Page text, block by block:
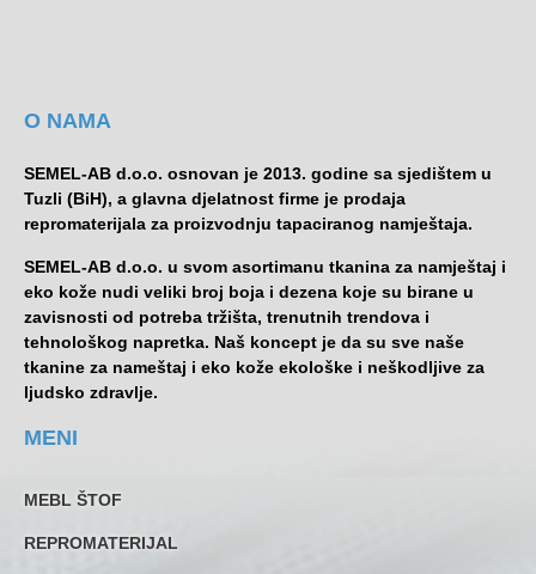
O NAMA
SEMEL-AB d.o.o. osnovan je 2013. godine sa sjedištem u
Tuzli (BiH), a glavna djelatnost firme je prodaja
repromaterijala za proizvodnju tapaciranog namještaja.
SEMEL-AB d.o.o. u svom asortimanu tkanina za namještaj i
eko kože nudi veliki broj boja i dezena koje su birane u
zavisnosti od potreba tržišta, trenutnih trendova i
tehnološkog napretka. Naš koncept je da su sve naše
tkanine za nameštaj i eko kože ekološke i neškodljive za
ljudsko zdravlje.
MENI
MEBL ŠTOF
REPROMATERIJAL